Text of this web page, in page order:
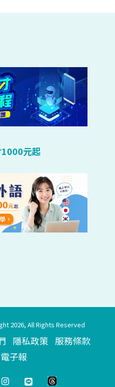
元起
2026, All Rights Reserved
隱私政策 服務條款
子報